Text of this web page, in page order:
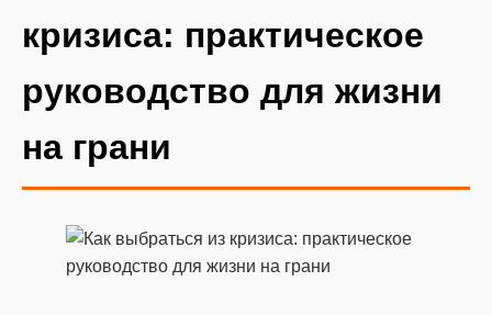
кризиса: практическое
руководство для жизни
на грани